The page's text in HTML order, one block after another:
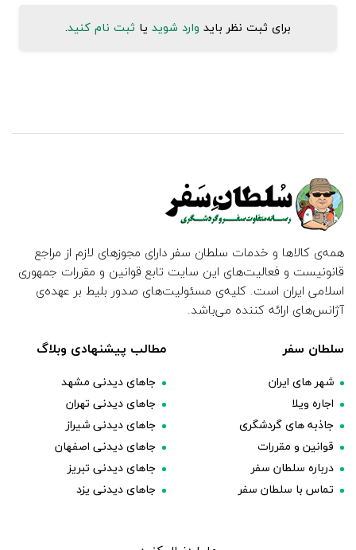
برای ثبت نظر باید وارد شوید یا ثبت نام کنید.
همه‌ی کالاها و خدمات سلطان سفر دارای مجوزهای لازم از مراجع
قانونیست و فعالیت‌های این سایت تابع قوانین و مقررات جمهوری
اسلامی ایران است. کلیه‌ی مسئولیت‌های صدور بلیط بر عهده‌ی
آژانس‌های ارائه کننده می‌باشد.
سلطان سفر
شهر های ایران
اجاره ویلا
جاذبه های گردشگری
قوانین و مقررات
درباره سلطان سفر
تماس با سلطان سفر
مطالب پیشنهادی وبلاگ
جاهای دیدنی مشهد
جاهای دیدنی تهران
جاهای دیدنی شیراز
جاهای دیدنی اصفهان
جاهای دیدنی تبریز
جاهای دیدنی یزد